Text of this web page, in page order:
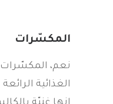
المكسّرات
نعم،
الغذائية